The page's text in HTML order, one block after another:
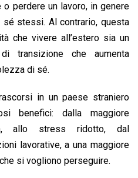
perdere un lavoro, in genere
stessi. Al contrario, questa
che vivere all’estero sia un
transizione che aumenta
di sé.
in un paese straniero
benefici: dalla maggiore
allo stress ridotto, dal
lavorative, a una maggiore
si vogliono perseguire.